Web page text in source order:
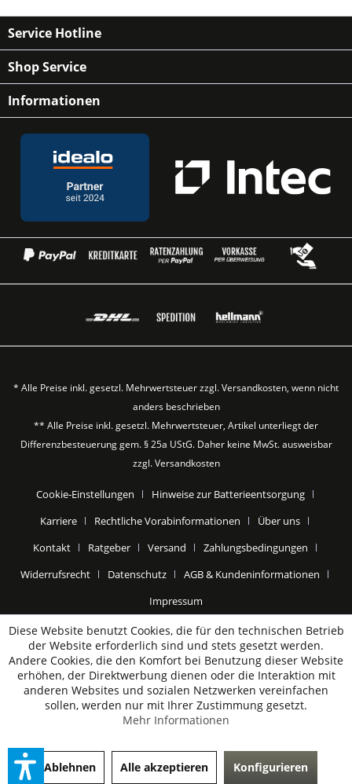
Service Hotline
Shop Service
Informationen
* Alle Preise inkl. gesetzl. Mehrwertsteuer zzgl.Versandkosten, wenn nicht
anders beschrieben
** Alle Preise inkl. gesetzl. Mehrwertsteuer, Artikel unterliegt der
Differenzbesteuerung gem. § 25a UStG. Daher keine MwSt. ausweisbar
zzgl.Versandkosten
Cookie-Einstellungen
Hinweise zur Batterieentsorgung
Karriere
Rechtliche Vorabinformationen
Über uns
Kontakt
Ratgeber Versand
Zahlungsbedingungen
Widerrufsrecht
Datenschutz
AGB & Kundeninformationen
Impressum
Diese Website benutzt Cookies, die für den technischen Betrieb
der Website erforderlich sind und stets gesetzt werden.
Andere Cookies, die den Komfort bei Benutzung dieser Website
erhöhen, der Direktwerbung dienen oder die Interaktion mit
anderen Websites und sozialen Netzwerken vereinfachen
sollen, werden nur mit Ihrer Zustimmung gesetzt.
Mehr Informationen
Ablehnen Alle akzeptieren Konfigurieren